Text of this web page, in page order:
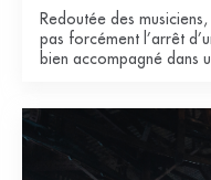
Redoutée des
pas forcément l’arrêt
bien accompagné dans